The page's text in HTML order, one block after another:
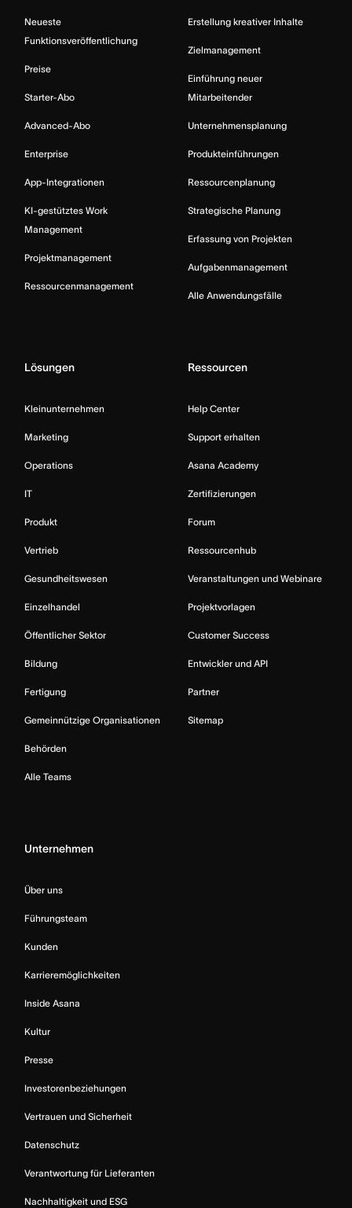
Neueste
Funktionsveröffentlichung
Preise
Starter-Abo
Advanced-Abo
Enterprise
App-Integrationen
KI-gestütztes Work
Management
Projektmanagement
Ressourcenmanagement
Erstellung kreativer Inhalte
Zielmanagement
Einführung neuer
Mitarbeitender
Unternehmensplanung
Produkteinführungen
Ressourcenplanung
Strategische Planung
Erfassung von Projekten
Aufgabenmanagement
Alle Anwendungsfälle
Lösungen
Kleinunternehmen
Marketing
Operations
IT
Produkt
Vertrieb
Gesundheitswesen
Einzelhandel
Öffentlicher Sektor
Bildung
Fertigung
Gemeinnützige Organisationen
Behörden
Alle Teams
Ressourcen
Help Center
Support erhalten
Asana Academy
Zertifizierungen
Forum
Ressourcenhub
Veranstaltungen und Webinare
Projektvorlagen
Customer Success
Entwickler und API
Partner
Sitemap
Unternehmen
Über uns
Führungsteam
Kunden
Karrieremöglichkeiten
Inside Asana
Kultur
Presse
Investorenbeziehungen
Vertrauen und Sicherheit
Datenschutz
Verantwortung für Lieferanten
Nachhaltigkeit und ESG